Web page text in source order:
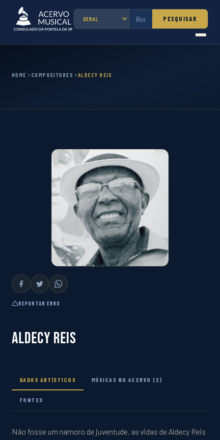
PESQUISAR
HOME COMPOSITORES ALDECY REIS
REPORTAR ERRO
ALDECY REIS
DADOS ARTÍSTICOS MÚSICAS NO ACERVO (2)
FONTES
Não fosse um namoro de juventude, as vidas de Aldecy Reis